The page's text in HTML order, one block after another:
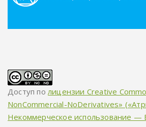
Доступ полицензии Creative
NonCommercial-NoDerivatives»
Некоммерческое использование —